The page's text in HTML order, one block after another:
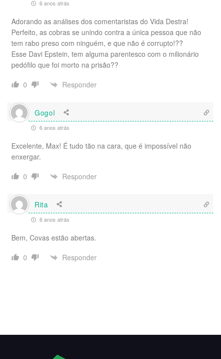
6 anos atrás
Adorando as análises dos comentaristas do Vida Destra!
Perfeito, as cobras se unindo contra a única pessoa que não
tem rabo preso com ninguém, e que não é corrupto!??
Esse Davi Epstein, tem alguma parentesco com o milionário
pedófilo que foi morto na prisão??
0
Responder
Gogol
6 anos atrás
Excelente, Max! É tudo tão na cara, que é impossível não
enxergar.
0
Responder
Rita
6 anos atrás
Bem, Covas estão abertas.
0
Responder